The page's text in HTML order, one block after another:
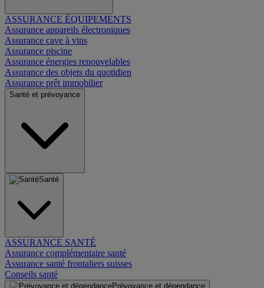
ASSURANCE ÉQUIPEMENTS
Assurance appareils électroniques
Assurance cave à vins
Assurance piscine
Assurance énergies renouvelables
Assurance des objets du quotidien
Assurance prêt immobilier
Santé et prévoyance
Santé
ASSURANCE SANTÉ
Assurance complémentaire santé
Assurance santé frontaliers suisses
Conseils santé
Prévoyance et dépendance